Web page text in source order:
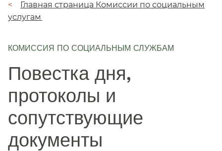
Цепочка
навигации​​
Главная страница Комиссии по социальным
услугам​​
КОМИССИЯ ПО СОЦИАЛЬНЫМ СЛУЖБАМ
Повестка дня,
протоколы и
сопутствующие
документы​​